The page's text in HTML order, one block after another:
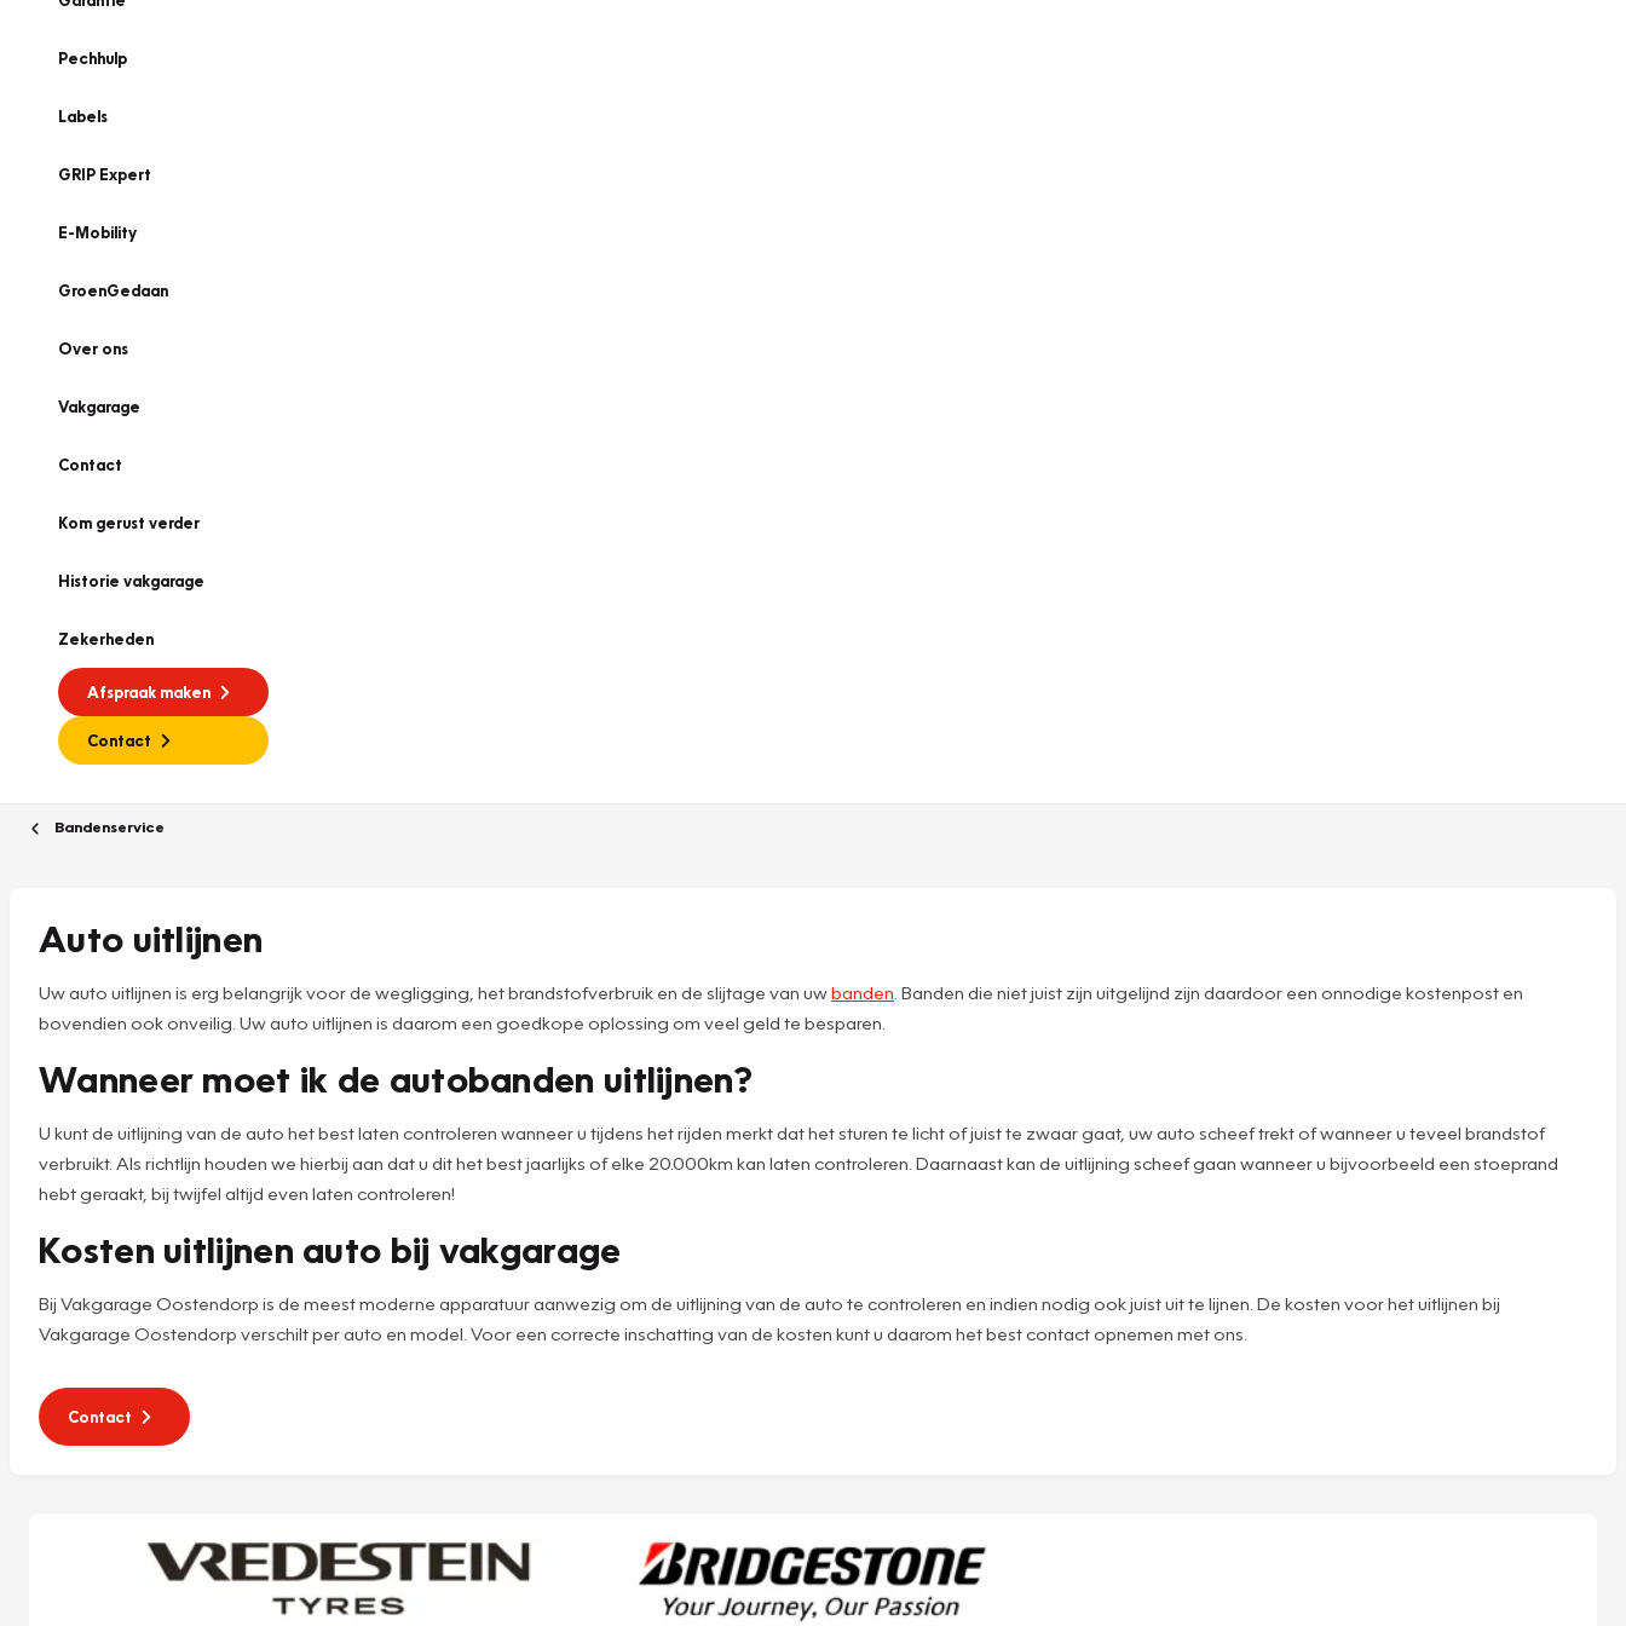
Pechhulp
Labels
GRIP Expert
E-Mobility
GroenGedaan
Over ons
Vakgarage
Contact
Kom gerust verder
Historie vakgarage
Zekerheden
Afspraak maken
Contact
Bandenservice
Auto uitlijnen
Uw auto uitlijnen is erg belangrijk voor de wegligging, het brandstofverbruik en de slijtage van uwbanden . Banden die niet juist zijn uitgelijnd zijn daardoor een onnodige kostenpost en
bovendien ook onveilig. Uw auto uitlijnen is daarom een goedkope oplossing om veel geld te besparen.
Wanneer moet ik de autobanden uitlijnen?
U kunt de uitlijning van de auto het best laten controleren wanneer u tijdens het rijden merkt dat het sturen te licht of juist te zwaar gaat, uw auto scheef trekt of wanneer u teveel brandstof
verbruikt. Als richtlijn houden we hierbij aan dat u dit het best jaarlijks of elke 20.000km kan laten controleren. Daarnaast kan de uitlijning scheef gaan wanneer u bijvoorbeeld een stoeprand
hebt geraakt, bij twijfel altijd even laten controleren!
Kosten uitlijnen auto bij vakgarage
Bij Vakgarage Oostendorp is de meest moderne apparatuur aanwezig om de uitlijning van de auto te controleren en indien nodig ook juist uit te lijnen. De kosten voor het uitlijnen bij
Vakgarage Oostendorp verschilt per auto en model. Voor een correcte inschatting van de kosten kunt u daarom het best contact opnemen met ons.
Contact